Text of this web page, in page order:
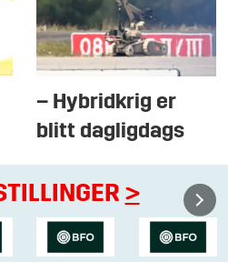
– Hybridkrig er
blitt dagligdags
>